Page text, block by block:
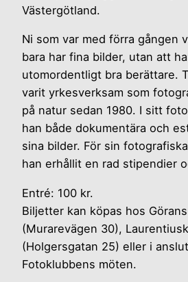
Västergötland.
Ni som var med förra gången
bara har fina bilder, utan att
utomordentligt bra berättare.
varit yrkesverksam som
på natur sedan 1980. I sitt
han både dokumentära och
sina bilder. För sin
han erhållit en rad stipendier
Entré: 100 kr.
Biljetter kan köpas hos
(Murarevägen 30),
(Holgersgatan 25) eller i
Fotoklubbens möten.